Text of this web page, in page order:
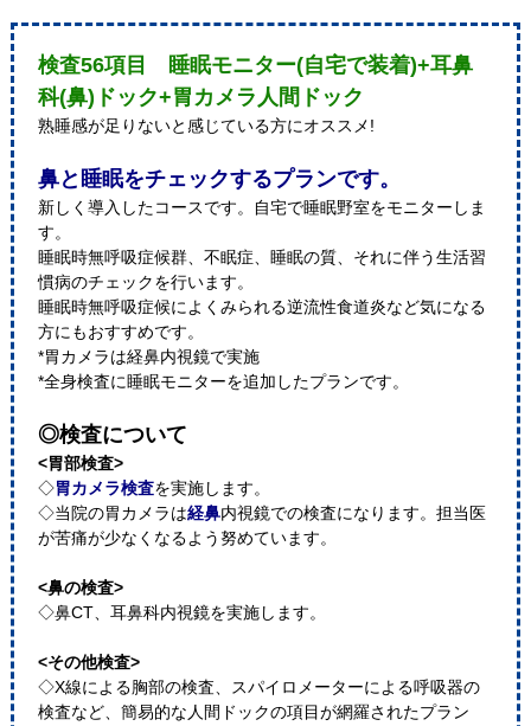
検査56項目 睡眠モニター(自宅で装着)+耳鼻
科(鼻)ドック+胃カメラ人間ドック
熟睡感が足りないと感じている方にオススメ!
鼻と睡眠をチェックするプランです。
新しく導入したコースです。自宅で睡眠野室をモニターしま
す。
睡眠時無呼吸症候群、不眠症、睡眠の質、それに伴う生活習
慣病のチェックを行います。
睡眠時無呼吸症候によくみられる逆流性食道炎など気になる
方にもおすすめです。
*胃カメラは経鼻内視鏡で実施
*全身検査に睡眠モニターを追加したプランです。
◎検査について
<胃部検査>
◇胃カメラ検査を実施します。
◇当院の胃カメラは経鼻内視鏡での検査になります。担当医
が苦痛が少なくなるよう努めています。
<鼻の検査>
◇鼻CT、耳鼻科内視鏡を実施します。
<その他検査>
◇X線による胸部の検査、スパイロメーターによる呼吸器の
検査など、簡易的な人間ドックの項目が網羅されたプラン